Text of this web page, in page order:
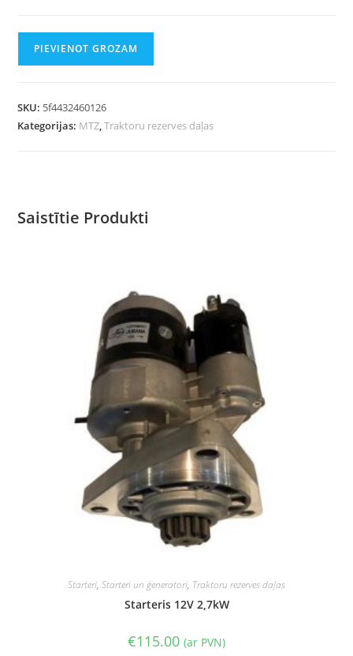
PIEVIENOT GROZAM
SKU: 5f4432460126
Kategorijas: MTZ,Traktoru rezerves daļas
Saistītie Produkti
Starteri, Starteri un ģeneratori, Traktoru rezerves daļas
Starteris 12V 2,7kW
€115.00 (ar PVN)